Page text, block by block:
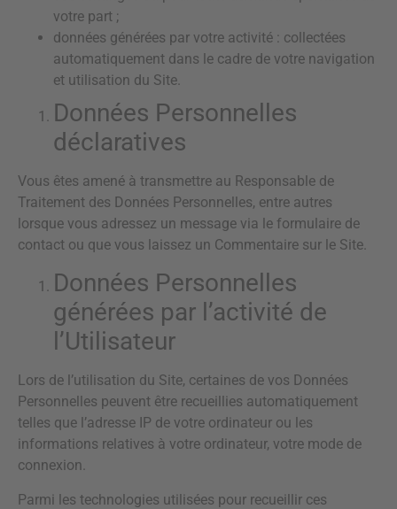
votre part ;
données générées par votre activité : collectées
automatiquement dans le cadre de votre navigation
et utilisation du Site.
Données Personnelles
déclaratives
Vous êtes amené à transmettre au Responsable de
Traitement des Données Personnelles, entre autres
lorsque vous adressez un message via le formulaire de
contact ou que vous laissez un Commentaire sur le Site.
Données Personnelles
générées par l’activité de
l’Utilisateur
Lors de l’utilisation du Site, certaines de vos Données
Personnelles peuvent être recueillies automatiquement
telles que l’adresse IP de votre ordinateur ou les
informations relatives à votre ordinateur, votre mode de
connexion.
Parmi les technologies utilisées pour recueillir ces